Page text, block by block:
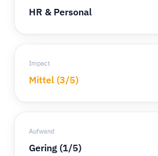
HR & Personal
Impact
Mittel (3/5)
Aufwand
Gering (1/5)